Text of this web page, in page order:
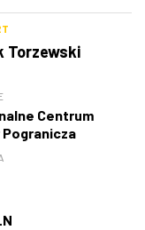
Torzewski
Centrum